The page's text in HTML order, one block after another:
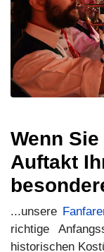
Wenn
Auftakt
...unsere
richtige
historischen